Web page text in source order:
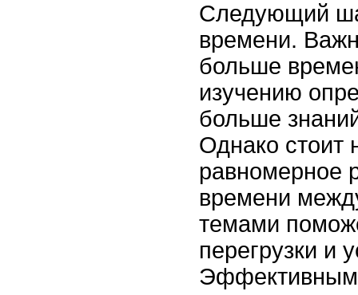
Следующий
времени.
больше
изучению
больше
Однако стоит
равномерное
времени
темами
перегрузки и